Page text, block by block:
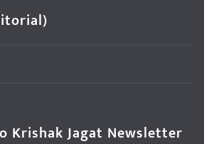
Krishak Jagat Newsletter